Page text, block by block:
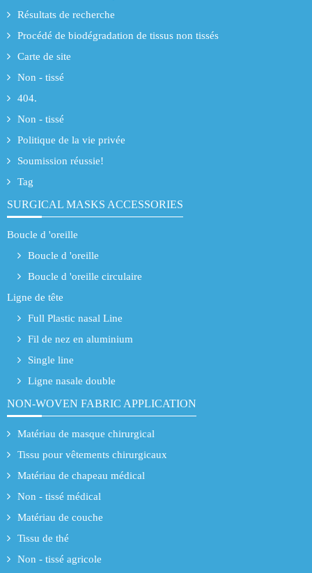
Résultats de recherche
Procédé de biodégradation de tissus non tissés
Carte de site
Non - tissé
404.
Non - tissé
Politique de la vie privée
Soumission réussie!
Tag
SURGICAL MASKS ACCESSORIES
Boucle d 'oreille
Boucle d 'oreille
Boucle d 'oreille circulaire
Ligne de tête
Full Plastic nasal Line
Fil de nez en aluminium
Single line
Ligne nasale double
NON-WOVEN FABRIC APPLICATION
Matériau de masque chirurgical
Tissu pour vêtements chirurgicaux
Matériau de chapeau médical
Non - tissé médical
Matériau de couche
Tissu de thé
Non - tissé agricole